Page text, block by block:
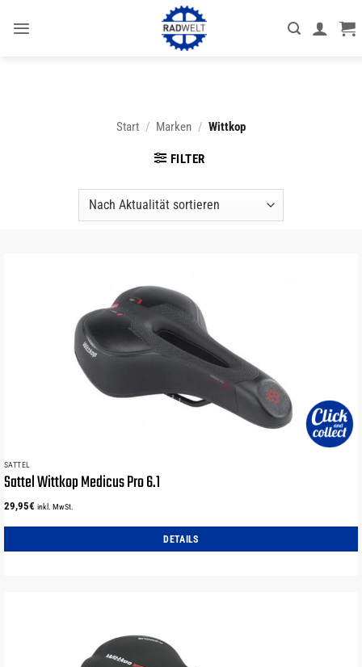
Inhalt
Start / Marken / Wittkop
FILTER
SATTEL
Sattel Wittkop Medicus Pro 6.1
29,95€ inkl. MwSt.
DETAILS